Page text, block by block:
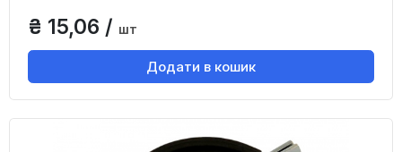
₴ 15,06 / шт
Додати в кошик